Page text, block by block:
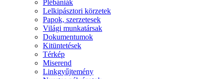
Plébániák
Lelkipásztori körzetek
Papok, szerzetesek
Világi munkatársak
Dokumentumok
Kitüntetések
Térkép
Miserend
Linkgyűjtemény